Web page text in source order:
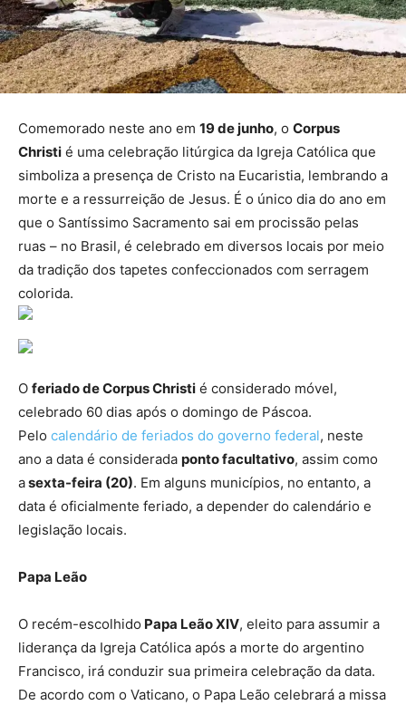
Comemorado neste ano em 19 de junho, o Corpus
Christi é uma celebração litúrgica da Igreja Católica que
simboliza a presença de Cristo na Eucaristia, lembrando a
morte e a ressurreição de Jesus. É o único dia do ano em
que o Santíssimo Sacramento sai em procissão pelas
ruas – no Brasil, é celebrado em diversos locais por meio
da tradição dos tapetes confeccionados com serragem
colorida.
O feriado de Corpus Christi é considerado móvel,
celebrado 60 dias após o domingo de Páscoa.
Pelo calendário de feriados do governo federal, neste
ano a data é considerada ponto facultativo, assim como
asexta-feira (20). Em alguns municípios, no entanto, a
data é oficialmente feriado, a depender do calendário e
legislação locais.
Papa Leão
O recém-escolhido Papa Leão XIV, eleito para assumir a
liderança da Igreja Católica após a morte do argentino
Francisco, irá conduzir sua primeira celebração da data.
De acordo com o Vaticano, o Papa Leão celebrará a missa